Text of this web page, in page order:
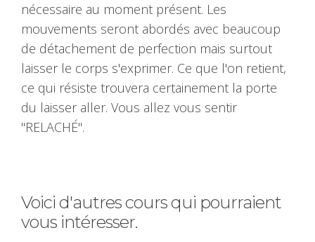
nécessaire au moment présent. Les
mouvements seront abordés avec beaucoup
de détachement de perfection mais surtout
laisser le corps s'exprimer. Ce que l'on retient,
ce qui résiste trouvera certainement la porte
du laisser aller. Vous allez vous sentir
"RELACHÉ".
Voici d'autres cours qui pourraient
vous intéresser.